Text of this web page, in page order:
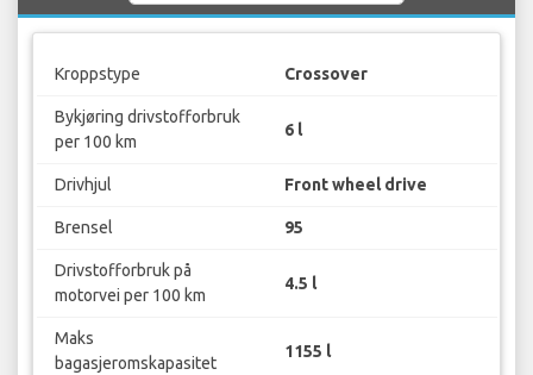
Kroppstype Crossover
Bykjøring drivstofforbruk
per 100 km
6 l
Drivhjul Front wheel drive
Brensel 95
Drivstofforbruk på
motorvei per 100 km
4.5 l
Maks
bagasjeromskapasitet
1155 l